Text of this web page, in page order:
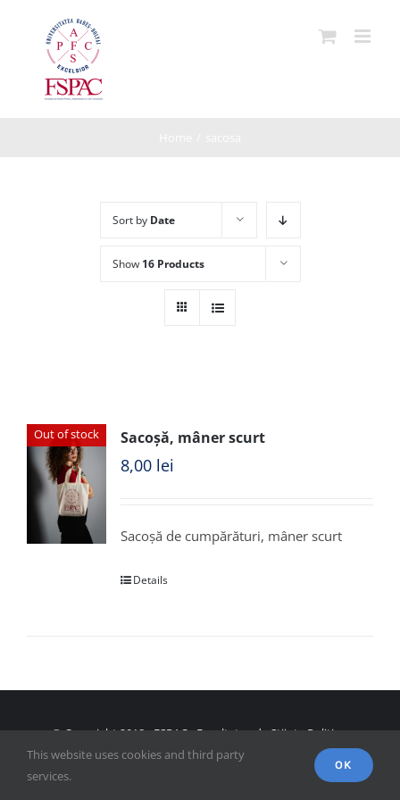
Sort by Date
Show 16 Products
Out of stock Sacoșă, mâner scurt
8,00 lei
Sacoșă de cumpărături, mâner scurt
Details
© Copyright 2018 - FSPAC - Facultatea de Științe Politice,
Administrative și ale Comunicării
This website uses cookies and third party
services.
OK